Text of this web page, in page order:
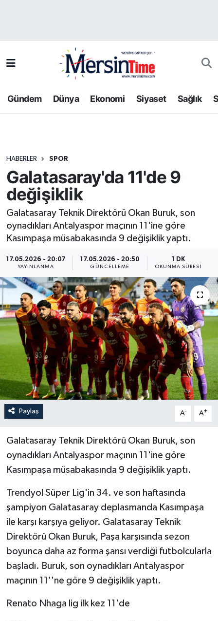
Gündem Dünya Ekonomi Siyaset Sağlık
HABERLER SPOR
Galatasaray'da 11'de 9
değişiklik
Galatasaray Teknik Direktörü Okan Buruk, son
oynadıkları Antalyaspor maçının 11'ine göre
Kasımpaşa müsabakasında 9 değişiklik yaptı.
17.05.2026 - 20:07
YAYINLANMA
17.05.2026 - 20:50
GÜNCELLEME
1 DK
OKUNMA SÜRESI
Paylaş A- A+
Galatasaray Teknik Direktörü Okan Buruk, son
oynadıkları Antalyaspor maçının 11'ine göre
Kasımpaşa müsabakasında 9 değişiklik yaptı.
Trendyol Süper Lig'in 34. ve son haftasında
şampiyon Galatasaray deplasmanda Kasımpaşa
ile karşı karşıya geliyor. Galatasaray Teknik
Direktörü Okan Buruk, Paşa karşısında sezon
boyunca daha az forma şansı verdiği futbolcularla
başladı. Buruk, son oynadıkları Antalyaspor
maçının 11''ne göre 9 değişiklik yaptı.
Renato Nhaga lig ilk kez 11'de
Bilim-Teknoloji
Dünya
Ekonomi
Gündem
Kültür-Sanat
Resmi İlan
Sağlık
Siyaset
Spor
Yaşam
Trafik Durumu
Tüm Manşetler
Haber Arşivi